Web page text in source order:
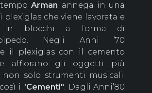
tempoArman annega in una
plexiglas che viene lavorata e
in blocchi a forma di
Negli Anni ’70
il plexiglas con il cemento
affiorano gli oggetti più
non solo strumenti musicali;
i "Cementi". Dagli Anni’80